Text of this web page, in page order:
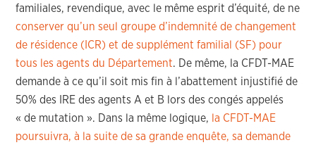
familiales, revendique, avec le même esprit d’équité, de ne
conserver qu’un seul groupe d’indemnité de changement
de résidence (ICR) et de supplément familial (SF) pour
tous les agents du Département. De même, la CFDT-MAE
demande à ce qu’il soit mis fin à l’abattement injustifié de
50% des IRE des agents A et B lors des congés appelés
« de mutation ». Dans la même logique, la CFDT-MAE
poursuivra, à la suite de sa grande enquête, sa demande